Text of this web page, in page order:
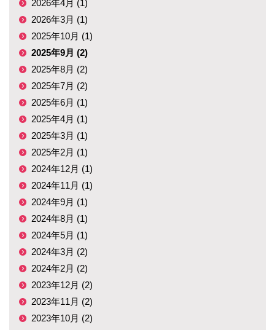
2026年4月 (1)
2026年3月 (1)
2025年10月 (1)
2025年9月 (2)
2025年8月 (2)
2025年7月 (2)
2025年6月 (1)
2025年4月 (1)
2025年3月 (1)
2025年2月 (1)
2024年12月 (1)
2024年11月 (1)
2024年9月 (1)
2024年8月 (1)
2024年5月 (1)
2024年3月 (2)
2024年2月 (2)
2023年12月 (2)
2023年11月 (2)
2023年10月 (2)